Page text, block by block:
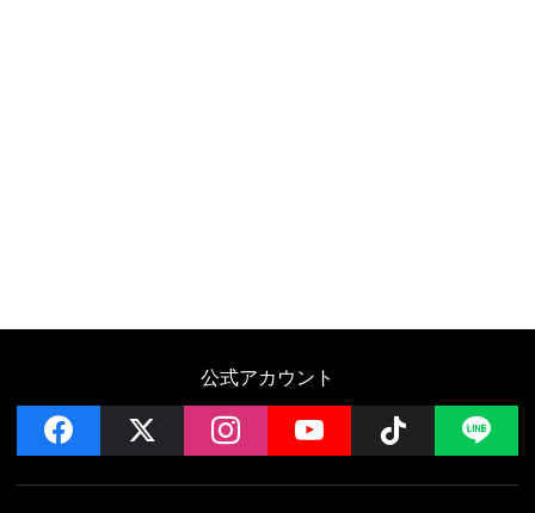
公式アカウント
facebook instagramYouTube Follow